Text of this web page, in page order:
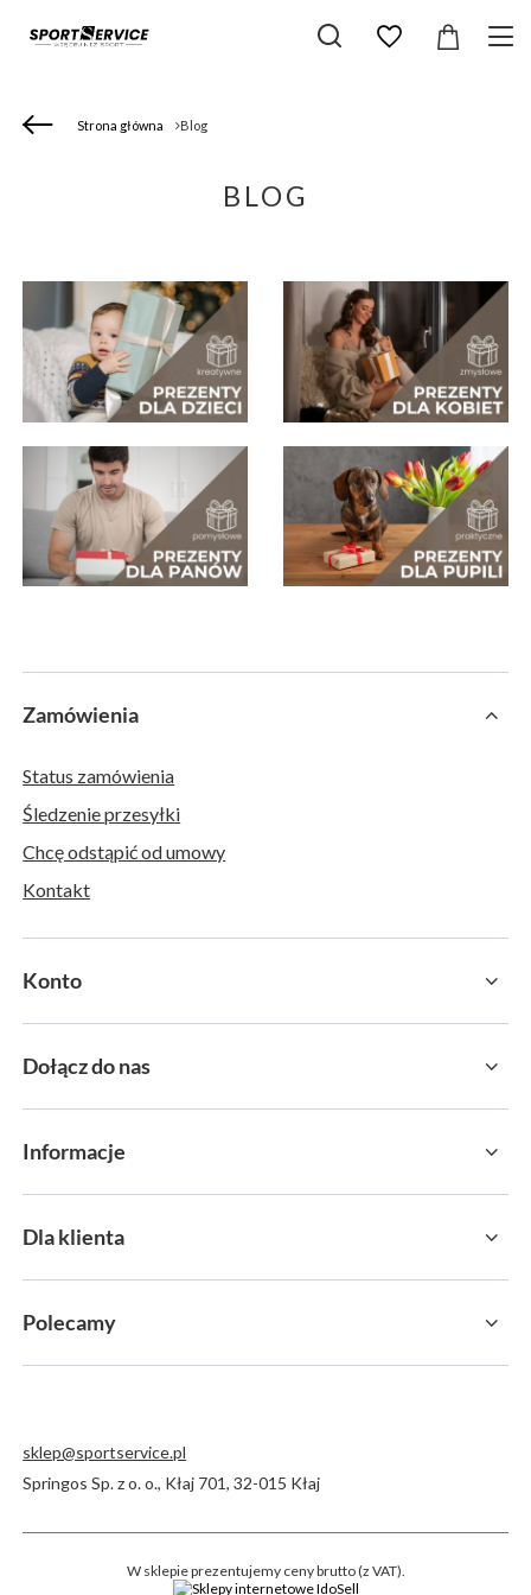
Strona główna Blog
BLOG
Zamówienia
Status zamówienia
Śledzenie przesyłki
Chcę odstąpić od umowy
Kontakt
Konto
Dołącz do nas
Informacje
Dla klienta
Polecamy
sklep@sportservice.pl
Springos Sp. z o. o., Kłaj 701,32-015 Kłaj
W sklepie prezentujemy ceny brutto (z VAT).